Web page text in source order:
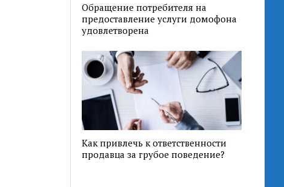
Обращение потребителя на
предоставление услуги домофона
удовлетворена
Как привлечь к ответственности
продавца за грубое поведение?